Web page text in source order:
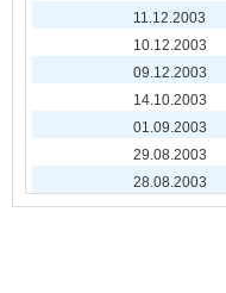
11.12.2003
10.12.2003
09.12.2003
14.10.2003
01.09.2003
29.08.2003
28.08.2003